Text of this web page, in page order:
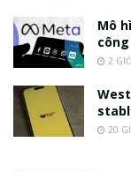
Mô
2
20